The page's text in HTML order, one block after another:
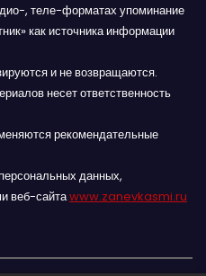
, теле-форматах упоминание
как источника информации
и не возвращаются.
несет ответственность
рекомендательные
данных,
веб-сайтаwww.zanevkasmi.ru